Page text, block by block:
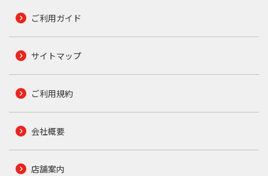
ご利用ガイド
サイトマップ
ご利用規約
会社概要
店舗案内